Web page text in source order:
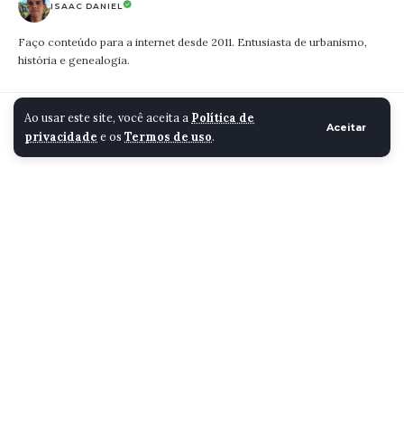
Ao usar este site, você aceita a Política de
privacidade e os Termos de uso.
Aceitar
ISAAC DANIEL
Faço conteúdo para a internet desde 2011. Entusiasta de urbanismo,
história e genealogia.
Cidade Santa Luzia >Blog> Cidade>Delegação da União Europeia visita Apac de Santa Luzia
CIDADE